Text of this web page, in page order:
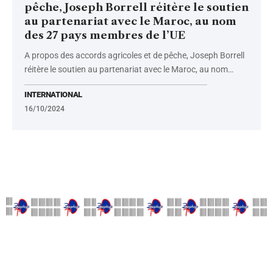
pêche, Joseph Borrell réitère le soutien
au partenariat avec le Maroc, au nom
des 27 pays membres de l’UE
A propos des accords agricoles et de pêche, Joseph Borrell
réitère le soutien au partenariat avec le Maroc, au nom…
INTERNATIONAL
16/10/2024